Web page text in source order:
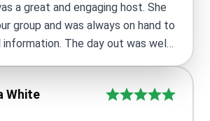
a great and engaging host. She
group and was always on hand to
The day out was well
White